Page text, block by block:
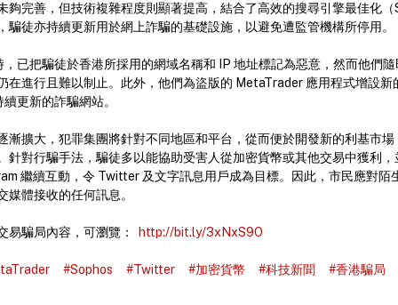
夠完善，但技術複雜程度則顯著提高，結合了高效的搜尋引擎最佳化（
騙徒亦持續更新用於網上詐騙的基礎設施，以避免遭監管機構所停用。
已把騙徒於香港所採用的網域名稱和 IP 地址標記為惡意，然而他們
在進行且難以制止。此外，他們為盜版的 MetaTrader 應用程式增設新
更新的詐騙網站。
漸擴大，犯罪集團將針對不同地區和平台，從而便於開發新的利基市
針對行騙手法，騙徒多以能協助受害人從加密貨幣或其他交易中獲利
繼續互動，令 Twitter 及文字訊息用戶成為目標。因此，市民應對陌
媒體接收的任何訊息。
易騙局內容，可瀏覽： http://bit.ly/3xNxS9O
#Sophos #Twitter #加密貨幣 #科技新聞 #香港騙局